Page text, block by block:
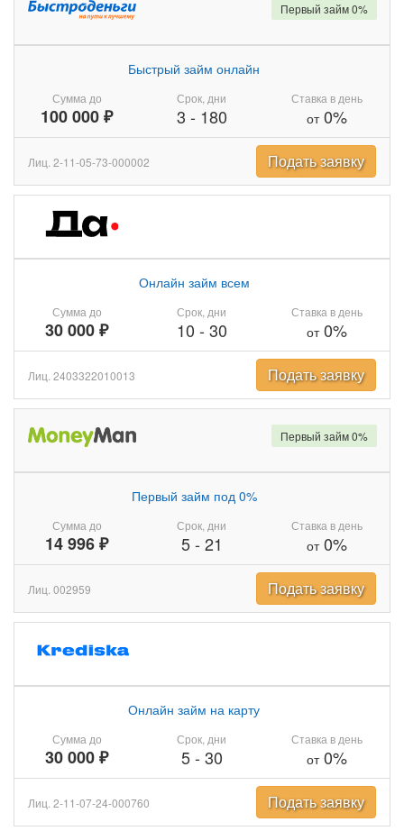
Сумма до
100 000 ₽
Быстрый займ онлайн
Срок, дни
3 - 180
Ставка в день
от0%
Первый займ 0%
Лиц. 2-11-05-73-000002 Подать заявку
Сумма до
30 000 ₽
Онлайн займ всем
Срок, дни
10 - 30
Ставка в день
от0%
Лиц. 2403322010013 Подать заявку
Сумма до
14 996 ₽
Первый займ под 0%
Срок, дни
5- 21
Ставка в день
от0%
Первый займ 0%
Лиц. 002959 Подать заявку
Сумма до
30 000 ₽
Онлайн займ на карту
Срок, дни
5- 30
Ставка в день
от0%
Лиц. 2-11-07-24-000760 Подать заявку